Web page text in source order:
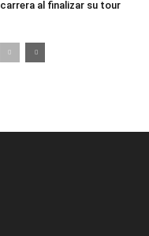
carrera al finalizar su tour